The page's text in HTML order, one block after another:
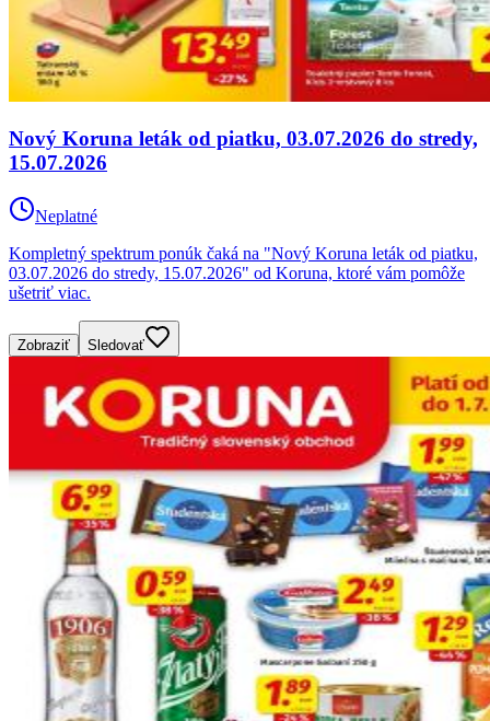
Nový Koruna leták od piatku, 03.07.2026 do stredy,
15.07.2026
Neplatné
Kompletný spektrum ponúk čaká na "Nový Koruna leták od piatku,
03.07.2026 do stredy, 15.07.2026" od Koruna, ktoré vám pomôže
ušetriť viac.
Zobraziť Sledovať